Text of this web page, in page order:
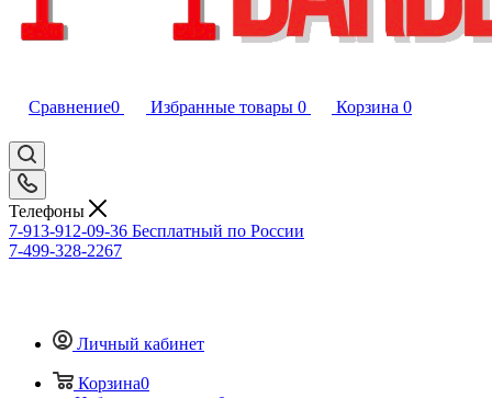
Сравнение0 Избранные товары 0 Корзина 0
Телефоны
7-913-912-09-36 Бесплатный по России
7-499-328-2267
Личный кабинет
Корзина0